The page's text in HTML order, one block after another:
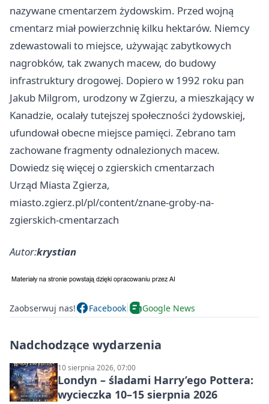
nazywane cmentarzem żydowskim. Przed wojną
cmentarz miał powierzchnię kilku hektarów. Niemcy
zdewastowali to miejsce, używając zabytkowych
nagrobków, tak zwanych macew, do budowy
infrastruktury drogowej. Dopiero w 1992 roku pan
Jakub Milgrom, urodzony w Zgierzu, a mieszkający w
Kanadzie, ocalały tutejszej społeczności żydowskiej,
ufundował obecne miejsce pamięci. Zebrano tam
zachowane fragmenty odnalezionych macew.
Dowiedz się więcej o zgierskich cmentarzach
Urząd Miasta Zgierza,
miasto.zgierz.pl/pl/content/znane-groby-na-
zgierskich-cmentarzach
Autor:krystian
Zaobserwuj nas! Facebook Google News
Nadchodzące wydarzenia
10 sierpnia 2026, 07:00
Londyn – śladami Harry’ego Pottera:
wycieczka 10–15 sierpnia 2026